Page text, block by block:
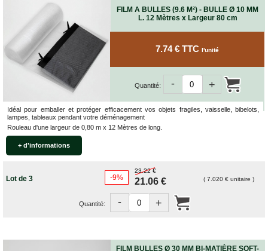
FILM A BULLES (9.6 M²) - BULLE Ø 10 MM
L. 12 Mètres x Largeur 80 cm
Idéal pour emballer et protéger efficacement vos objets fragiles, vaisselle, bibelots,
lampes, tableaux pendant votre déménagement
Rouleau d'une largeur de 0,80 m x 12 Mètres de long.
+ d'informations
7.74 € TTC l'unité
Quantité: +
-
Lot de 3 -9%
23.22 €
21.06 € ( 7.020 € unitaire )
Quantité: +
-
FILM BULLES Ø 30 MM BI-MATIÈRE SOFT-